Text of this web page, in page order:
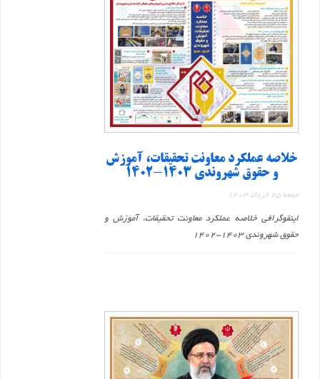
خلاصه عملکرد معاونت تحقیقات، آموزش
و حقوق شهروندی 1403-1402
جمعه 25 خرداد 1403
اینفوگرافی خلاصه عملکرد معاونت تحقیقات، آموزش و
حقوق شهروندی 1403-1402